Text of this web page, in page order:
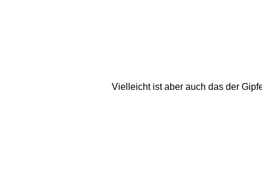
Vielleicht ist aber auch das der